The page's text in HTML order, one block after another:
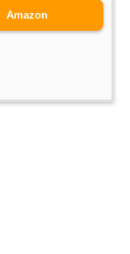
Amazon